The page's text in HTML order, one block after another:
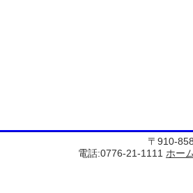
〒910-
電話:0776-21-1111 ホー